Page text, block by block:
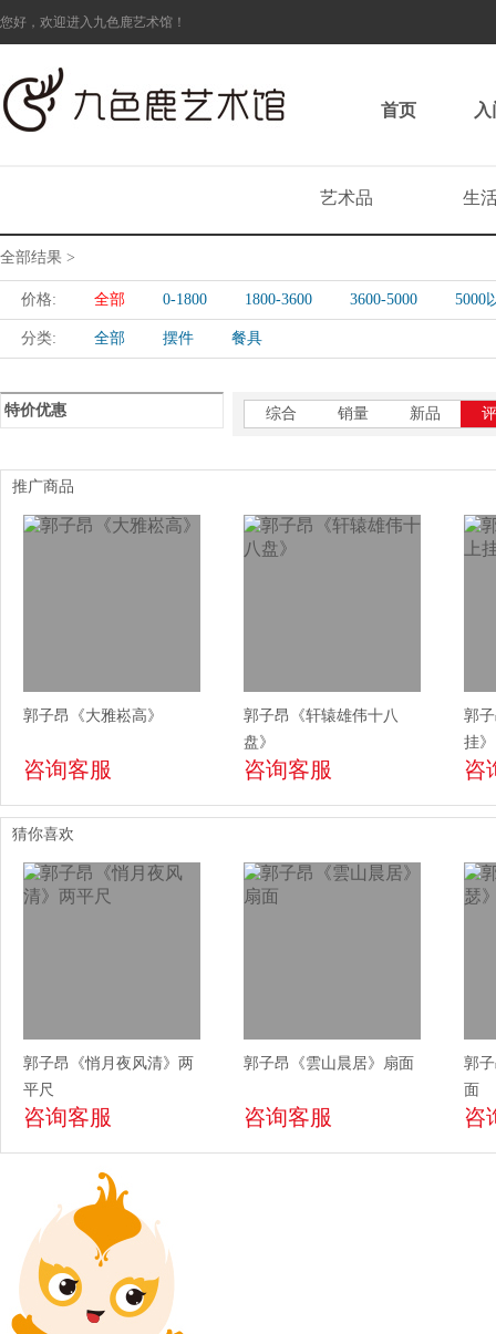
您好，欢迎进入九色鹿艺术馆！
首页
艺术品 生
全部结果 >
价格: 全部 0-1800 1800-3600 3600-5000 5000
分类: 全部 摆件 餐具
特价优惠 综合 销量 新品
推广商品
郭子昂《大雅崧高》
咨询客服
郭子昂《轩辕雄伟十八
盘》
咨询客服
郭
挂》
咨
猜你喜欢
郭子昂《悄月夜风清》两
平尺
咨询客服
郭子昂《雲山晨居》扇面
咨询客服
郭
面
咨